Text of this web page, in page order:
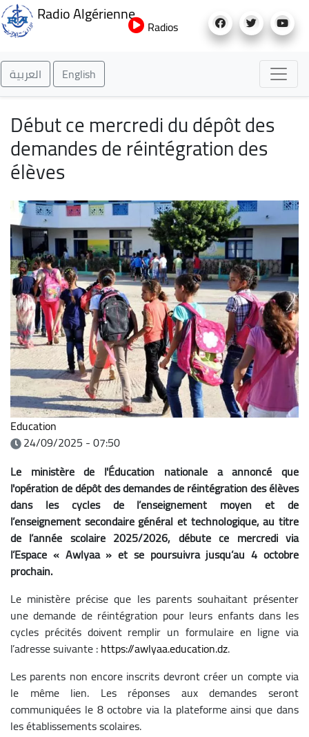
au
Radio Algérienne
Radios
العربية English
Début ce mercredi du dépôt des
demandes de réintégration des
élèves
Education
24/09/2025 - 07:50
Le ministère de l'Éducation nationale a annoncé que
l'opération de dépôt des demandes de réintégration des élèves
dans les cycles de l’enseignement moyen et de
l’enseignement secondaire général et technologique, au titre
de l’année scolaire 2025/2026, débute ce mercredi via
l’Espace « Awlyaa » et se poursuivra jusqu’au 4 octobre
prochain.
Le ministère précise que les parents souhaitant présenter
une demande de réintégration pour leurs enfants dans les
cycles précités doivent remplir un formulaire en ligne via
l’adresse suivante :https://awlyaa.education.dz.
Les parents non encore inscrits devront créer un compte via
le même lien. Les réponses aux demandes seront
communiquées le 8 octobre via la plateforme ainsi que dans
les établissements scolaires.